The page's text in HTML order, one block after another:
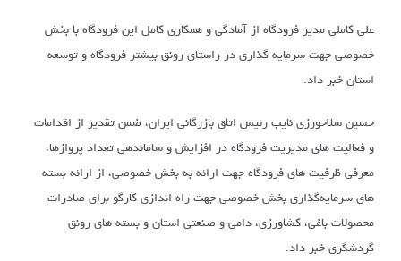
علی کاملی مدیر فرودگاه از آمادگی و همکاری کامل این فرودگاه با بخش
خصوصی جهت سرمایه گذاری در راستای رونق بیشتر فرودگاه و توسعه
استان خبر داد.
حسین سلاحورزی نایب رئیس اتاق بازرگانی ایران، ضمن تقدیر از اقدامات
و فعالیت های مدیریت فرودگاه در افزایش و ساماندهی تعداد پروازها،
معرفی ظرفیت های فرودگاه جهت ارائه به بخش خصوصی، از ارائه بسته
های سرمایه‌گذاری بخش خصوصی جهت راه اندازی کارگو برای صادرات
محصولات باغی، کشاورزی، دامی و صنعتی استان و بسته های رونق
گردشگری خبر داد.